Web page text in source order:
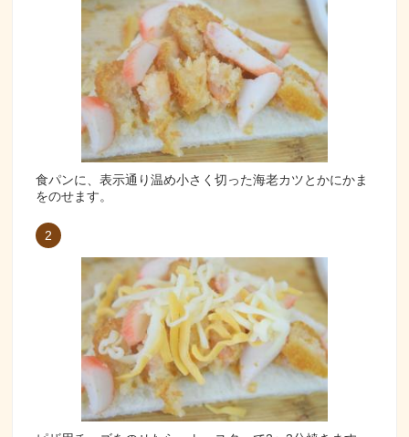
食パンに、表示通り温め小さく切った海老カツとかにかま
をのせます。
2